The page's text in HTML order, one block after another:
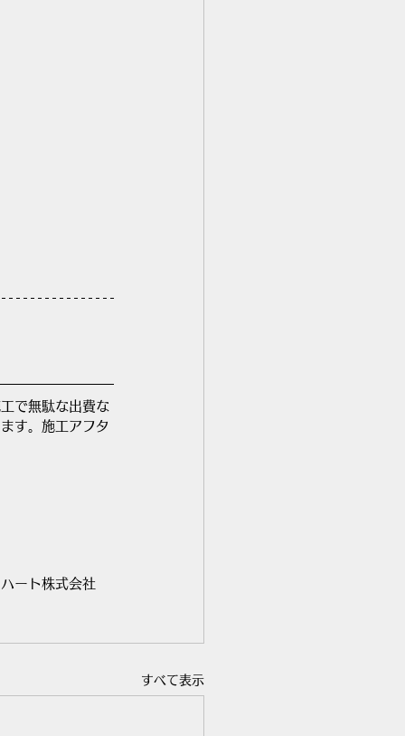
で無駄な出費な
す。施工アフタ
ート株式会社
すべて表示